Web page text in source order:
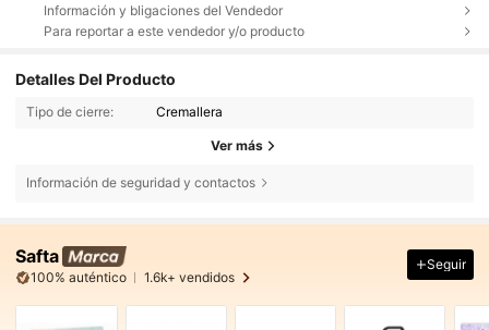
Información y bligaciones del Vendedor
Para reportar a este vendedor y/o producto
Detalles Del Producto
Tipo de cierre: Cremallera
Ver más
Información de seguridad y contactos
Safta
100% auténtico 1.6k+ vendidos
Seguir